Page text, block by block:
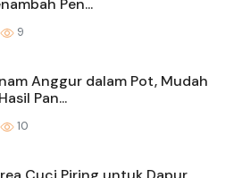
Pen...
9
Anggur dalam Pot, Mudah
Pan...
10